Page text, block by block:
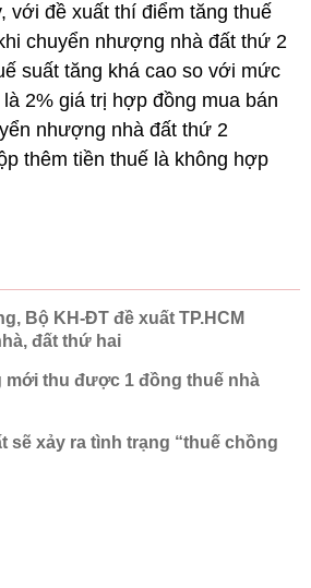
với đề xuất thí điểm tăng thuế
chuyển nhượng nhà đất thứ 2
suất tăng khá cao so với mức
2% giá trị hợp đồng mua bán
nhượng nhà đất thứ 2
thêm tiền thuế là không hợp
Bộ KH-ĐT đề xuất TP.HCM
đất thứ hai
mới thu được 1 đồng thuế nhà
sẽ xảy ra tình trạng “thuế chồng